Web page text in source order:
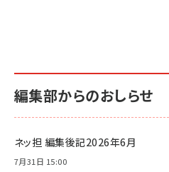
編集部からのおしらせ
ネッ担 編集後記2026年6月
7月31日 15:00